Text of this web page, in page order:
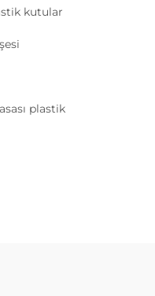
kutular
plastik